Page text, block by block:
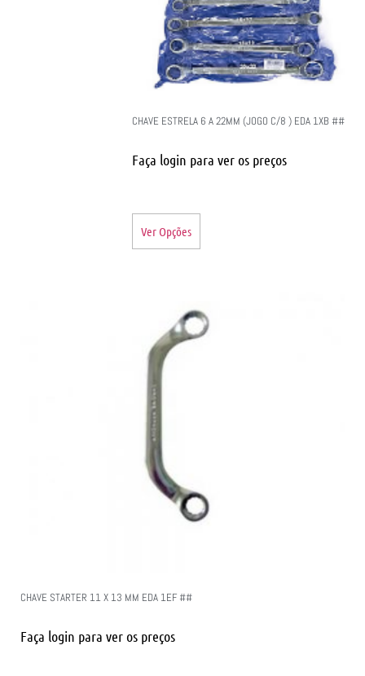
CHAVE ESTRELA 6 A 22MM (JOGO C/8 ) EDA 1XB ##
Faça login para ver os preços
Ver Opções
CHAVE STARTER 11 X 13 MM EDA 1EF ##
Faça login para ver os preços